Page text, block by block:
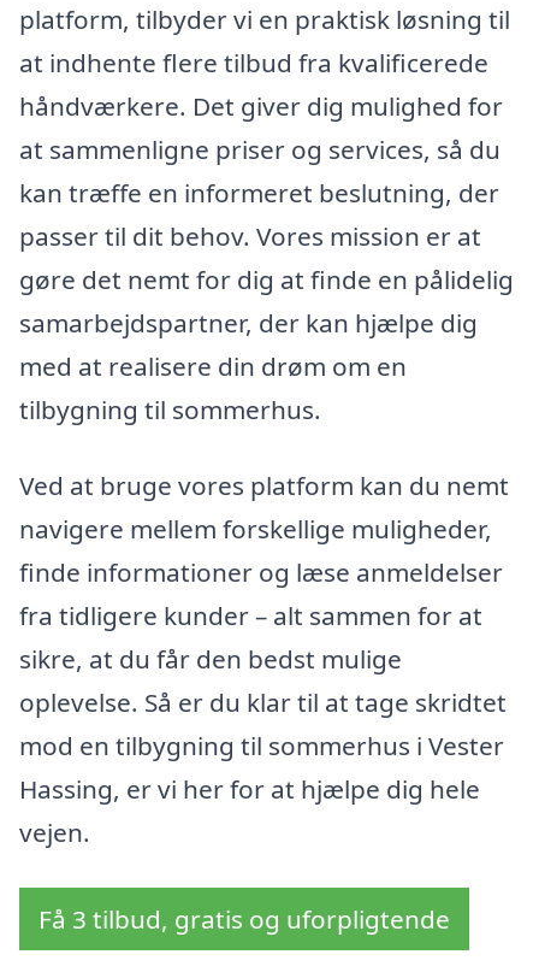
platform, tilbyder vi en praktisk løsning til
at indhente flere tilbud fra kvalificerede
håndværkere. Det giver dig mulighed for
at sammenligne priser og services, så du
kan træffe en informeret beslutning, der
passer til dit behov. Vores mission er at
gøre det nemt for dig at finde en pålidelig
samarbejdspartner, der kan hjælpe dig
med at realisere din drøm om en
tilbygning til sommerhus.
Ved at bruge vores platform kan du nemt
navigere mellem forskellige muligheder,
finde informationer og læse anmeldelser
fra tidligere kunder – alt sammen for at
sikre, at du får den bedst mulige
oplevelse. Så er du klar til at tage skridtet
mod en tilbygning til sommerhus i Vester
Hassing, er vi her for at hjælpe dig hele
vejen.
Få 3 tilbud, gratis og uforpligtende